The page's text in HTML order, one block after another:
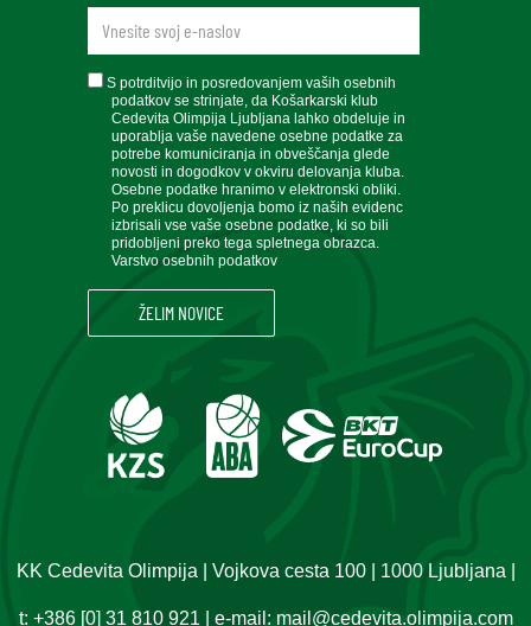
newsletteremail
soglasje
S potrditvijo in posredovanjem vaših osebnih
podatkov se strinjate, da Košarkarski klub
Cedevita Olimpija Ljubljana lahko obdeluje in
uporablja vaše navedene osebne podatke za
potrebe komuniciranja in obveščanja glede
novosti in dogodkov v okviru delovanja kluba.
Osebne podatke hranimo v elektronski obliki.
Po preklicu dovoljenja bomo iz naših evidenc
izbrisali vse vaše osebne podatke, ki so bili
pridobljeni preko tega spletnega obrazca.
Varstvo osebnih podatkov
KK Cedevita Olimpija | Vojkova cesta 100 | 1000 Ljubljana |
t: +386 [0] 31 810 921 | e-mail: mail@cedevita.olimpija.com